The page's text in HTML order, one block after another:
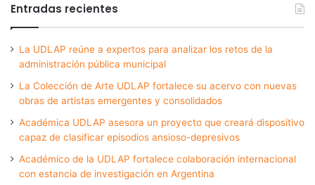
Entradas recientes
La UDLAP reúne a expertos para analizar los retos de la
administración pública municipal
La Colección de Arte UDLAP fortalece su acervo con nuevas
obras de artistas emergentes y consolidados
Académica UDLAP asesora un proyecto que creará dispositivo
capaz de clasificar episodios ansioso-depresivos
Académico de la UDLAP fortalece colaboración internacional
con estancia de investigación en Argentina